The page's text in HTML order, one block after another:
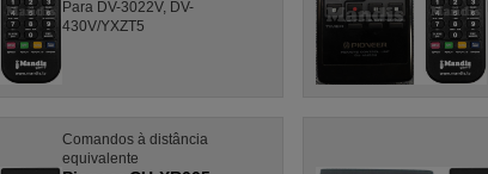
Para DV-3022V, DV-
430V/YXZT5
Comandos à distância
equivalente